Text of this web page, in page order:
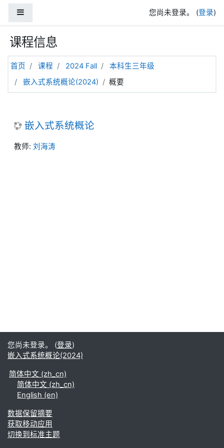
您尚未登录。 (登录)
课程信息
首页 课程 2024 Fall
本科生三年级
嵌入式系统概论(2024)
概要
嵌入式系统概论
教师: 刘海涛
您尚未登录。 (登录)
嵌入式系统概论(2024)
简体中文 ‎(zh_cn)‎
简体中文 ‎(zh_cn)‎
English ‎(en)‎
‎数据保留摘要‎
获取移动应用
切换到标准主题